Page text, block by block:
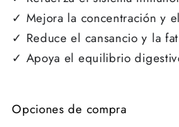
✓ Mejora la concentración y
✓ Reduce el cansancio y la
✓ Apoya el equilibrio
Opciones de compra